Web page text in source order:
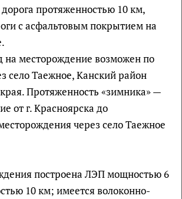
протяженностью 10 км,
с асфальтовым покрытием на
на месторождение возможен по
село Таежное, Канский район
Протяженность «зимника» —
от г. Красноярска до
через село Таежное
построена ЛЭП мощностью 6
10 км; имеется волоконно-